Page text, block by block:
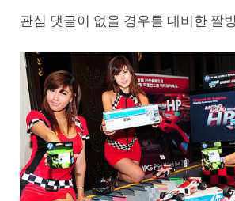
관심 댓글이 없을 경우를 대비한 짤